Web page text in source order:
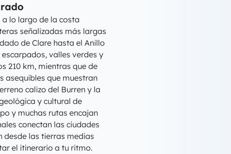
lo largo de la costa
señalizadas más largas
de Clare hasta el Anillo
valles verdes y
210 km, mientras que de
asequibles que muestran
calizo del Burren y la
y cultural de
y muchas rutas encajan
conectan las ciudades
desde las tierras medias
el itinerario a tu ritmo.